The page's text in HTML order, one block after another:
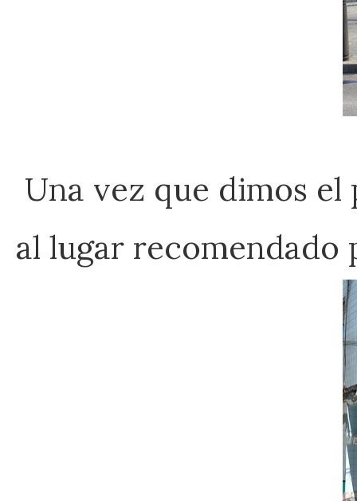
Una vez que dimos
al lugar recomendado